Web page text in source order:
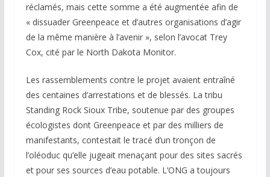
réclamés, mais cette somme a été augmentée afin de
« dissuader Greenpeace et d’autres organisations d’agir
de la même manière à l’avenir », selon l’avocat Trey
Cox, cité par le North Dakota Monitor.
Les rassemblements contre le projet avaient entraîné
des centaines d’arrestations et de blessés. La tribu
Standing Rock Sioux Tribe, soutenue par des groupes
écologistes dont Greenpeace et par des milliers de
manifestants, contestait le tracé d’un tronçon de
l’oléoduc qu’elle jugeait menaçant pour des sites sacrés
et pour ses sources d’eau potable. L’ONG a toujours